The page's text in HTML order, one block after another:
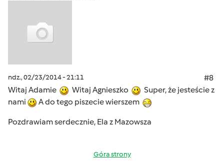
ndz., 02/23/2014 - 21:11
#8
Witaj Adamie
Witaj Agnieszko
Super, że jesteście z
nami
A do tego piszecie wierszem
Pozdrawiam serdecznie, Ela z Mazowsza
Góra strony